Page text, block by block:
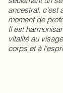
ancestral, c'est
moment de
Il est
vitalité au
corps et à